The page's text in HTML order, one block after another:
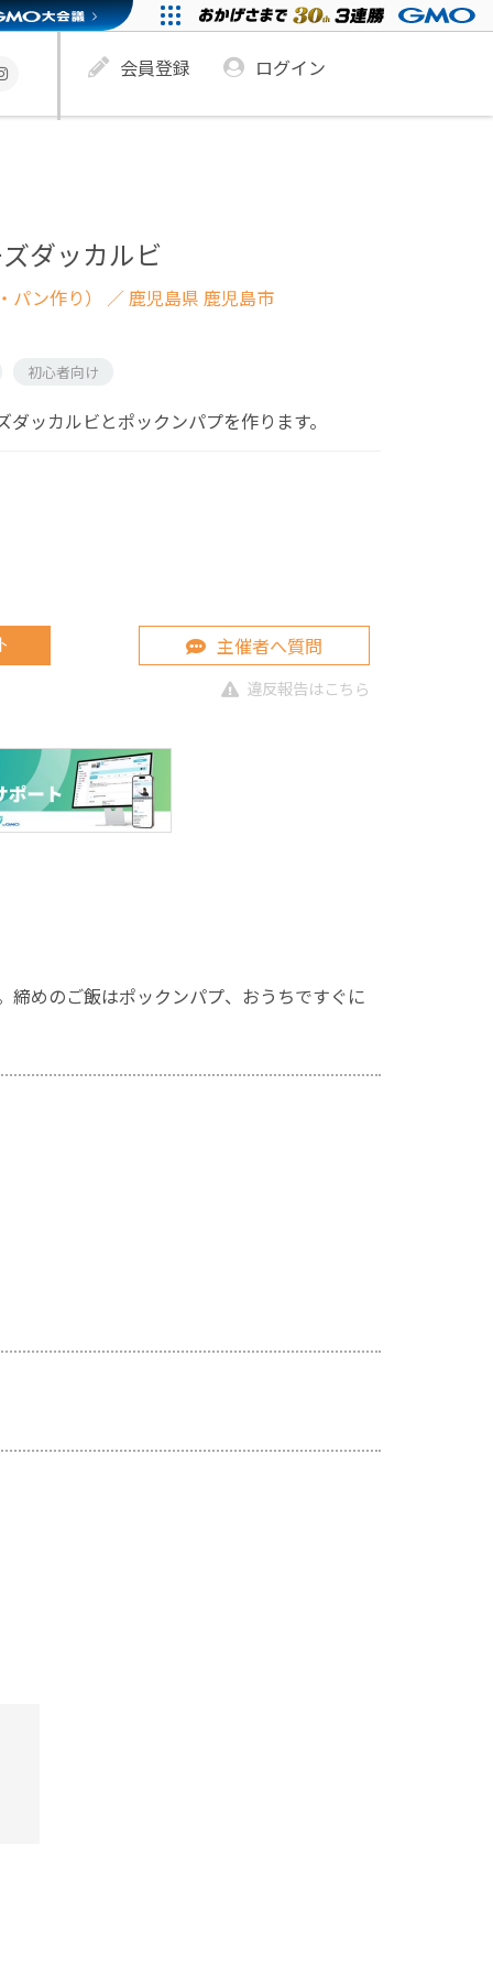
会員登録 ログイン
ダッカルビ
ン作り） ／ 鹿児島県 鹿児島市
初心者向け
ッカルビとポックンパプを作ります。
主催者へ質問
違反報告はこちら
締めのご飯はポックンパプ、おうちですぐに